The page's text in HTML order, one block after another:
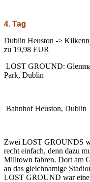
4. Tag
Dublin Heuston ->
zu 19,98 EUR
LOST GROUND:
Park, Dublin
Bahnhof Heuston, Dublin
Zwei LOST GROUNDS
recht einfach, denn dazu
Milltown fahren. Dort am
an das gleichnamige
LOST GROUND war